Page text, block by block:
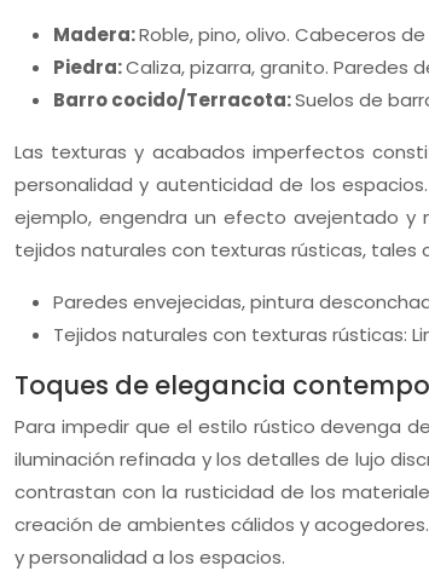
Madera:Roble, pino, olivo. Cabeceros
Piedra:Caliza, pizarra, granito. Paredes
Barro cocido/Terracota:Suelos de
Las texturas y acabados imperfectos
personalidad y autenticidad de los
ejemplo, engendra un efecto avejentado y
tejidos naturales con texturas rústicas, tales
Paredes envejecidas, pintura
Tejidos naturales con texturas rústicas:
Toques de elegancia
Para impedir que el estilo rústico devenga
iluminación refinada y los detalles de lujo
contrastan con la rusticidad de los
creación de ambientes cálidos y
y personalidad a los espacios.